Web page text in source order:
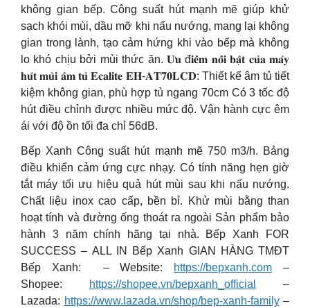
không gian bếp. Công suất hút mạnh mẽ giúp khử
sạch khói mùi, dầu mỡ khi nấu nướng, mang lại không
gian trong lành, tạo cảm hứng khi vào bếp mà không
lo khó chịu bởi mùi thức ăn. 𝐔̛𝐮 đ𝐢𝐞̂̉𝐦 𝐧𝐨̂̉𝐢 𝐛𝐚̣̂𝐭 𝐜𝐮̉𝐚 𝐦𝐚́𝐲
𝐡𝐮́𝐭 𝐦𝐮̀𝐢 𝐚̂𝐦 𝐭𝐮̉ 𝐄𝐜𝐚𝐥𝐢𝐭𝐞 𝐄𝐇-𝐀𝐓𝟕𝟎𝐋𝐂𝐃: Thiết kế âm tủ tiết
kiệm không gian, phù hợp tủ ngang 70cm Có 3 tốc độ
hút điều chỉnh được nhiều mức độ. Vận hành cực êm
ái với độ ồn tối đa chỉ 56dB.
Bếp Xanh Công suất hút mạnh mẽ 750 m3/h. Bảng
điều khiển cảm ứng cực nhạy. Có tính năng hẹn giờ
tắt máy tối ưu hiệu quả hút mùi sau khi nấu nướng.
Chất liệu inox cao cấp, bền bỉ. Khử mùi bằng than
hoạt tính và đường ống thoát ra ngoài Sản phẩm bảo
hành 3 năm chính hãng tại nhà. Bếp Xanh FOR
SUCCESS – ALL IN Bếp Xanh GIAN HÀNG TMĐT
Bếp Xanh: – Website:
https://bepxanh.com –
Shopee:
https://shopee.vn/bepxanh_official
–
Lazada: https://www.lazada.vn/shop/bep-xanh-family–